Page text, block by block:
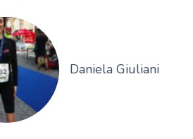
Daniela Giuliani